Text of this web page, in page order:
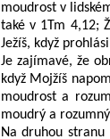
moudrost v
také v 1Tm 4,12;
Ježíš, když
Je zajímavé, že
když Mojžíš
moudrost a
moudrý a
Na druhou